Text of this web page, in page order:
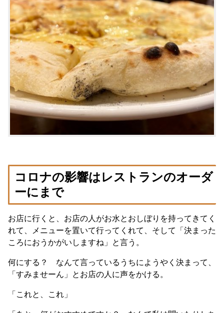
コロナの影響はレストランのオーダ
ーにまで
お店に行くと、お店の人がお水とおしぼりを持ってきてく
れて、メニューを置いて行ってくれて、そして「決まった
ころにおうかがいしますね」と言う。
何にする？ なんて言っているうちにようやく決まって、
「すみませーん」とお店の人に声をかける。
「これと、これ」